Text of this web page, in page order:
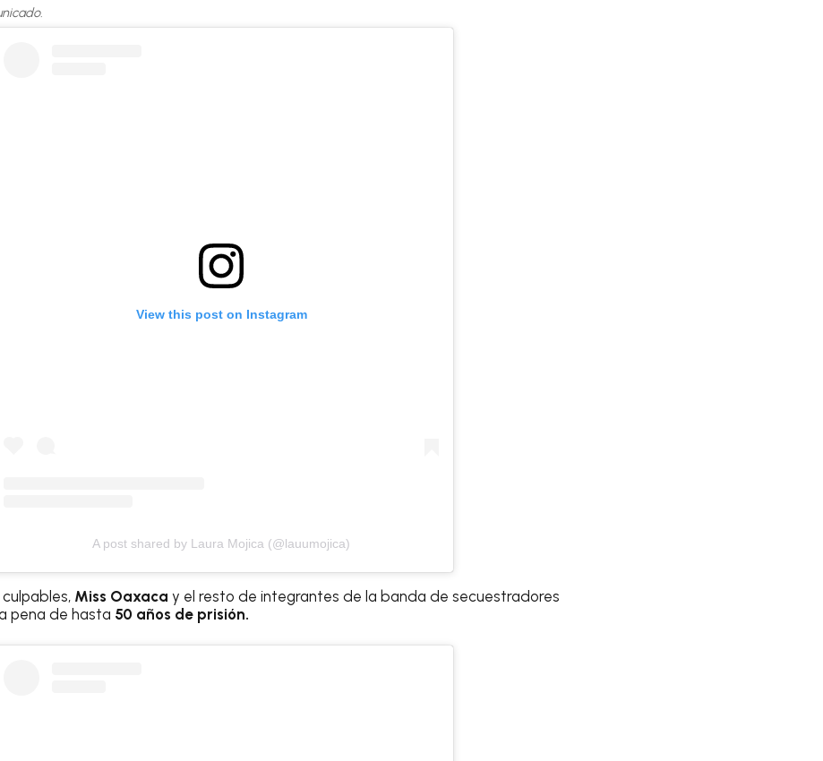
View this post on Instagram
A post shared by Laura Mojica (@lauumojica)
Miss Oaxaca y el resto de integrantes de la banda de secuestradores
pena de hasta 50 años de prisión.